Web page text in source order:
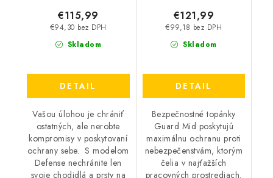
Skladom
€94,30 bez DPH
€115,99
DETAIL
Vašou úlohou je chrániť
ostatných, ale nerobte
kompromisy v poskytovaní
ochrany sebe. S modelom
Defense nechránite len
svoje chodidlá a prsty na
Skladom
€99,18 bez DPH
€121,99
DETAIL
Bezpečnostné topánky
Guard Mid poskytujú
maximálnu ochranu proti
nebezpečenstvám, ktorým
čelia v najťažších
pracovných prostrediach.